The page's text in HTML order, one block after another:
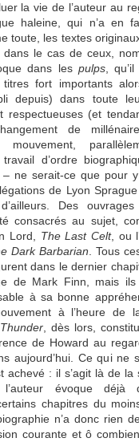
la vie de l’auteur au
haleine, qui n’a en
toute, les textes
dans le cas de ceux,
dans les pulps, qu’il
titres fort importants
depuis) dans toute
respectueuses (et
de
mouvement,
d’ordre
ne serait-ce que pour
de Lyon
Des
consacrés au sujet,
Lord, The Last Celt, ou
Dark Barbarian . Tous
dans le dernier
de Mark Finn, mais
à sa bonne
à l’heure de
, dès lors,
de Howard au
aujourd’hui. Ce qui ne
achevé : il s’agit là de la
évoque déjà
chapitres du
n’a donc rien
courante et ô